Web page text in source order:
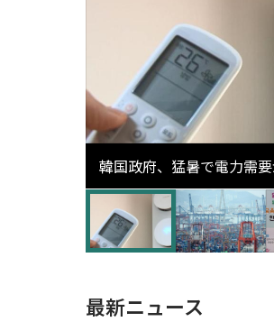
韓国政府、猛暑で電力需
高更新の可能性に需給対
検
最新ニュース